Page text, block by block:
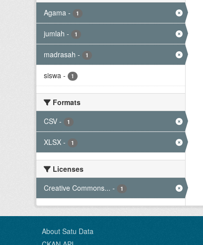
Agama - 1
jumlah - 1
madrasah - 1
siswa - 1
Formats
CSV - 1
XLSX - 1
Licenses
Creative Commons... - 1
About Satu Data